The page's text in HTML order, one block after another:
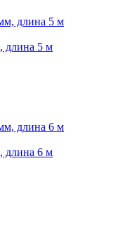
длина 5 м
длина 6 м